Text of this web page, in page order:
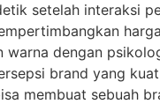
setelah interaksi
dengan
brand yang
membuat sebuah